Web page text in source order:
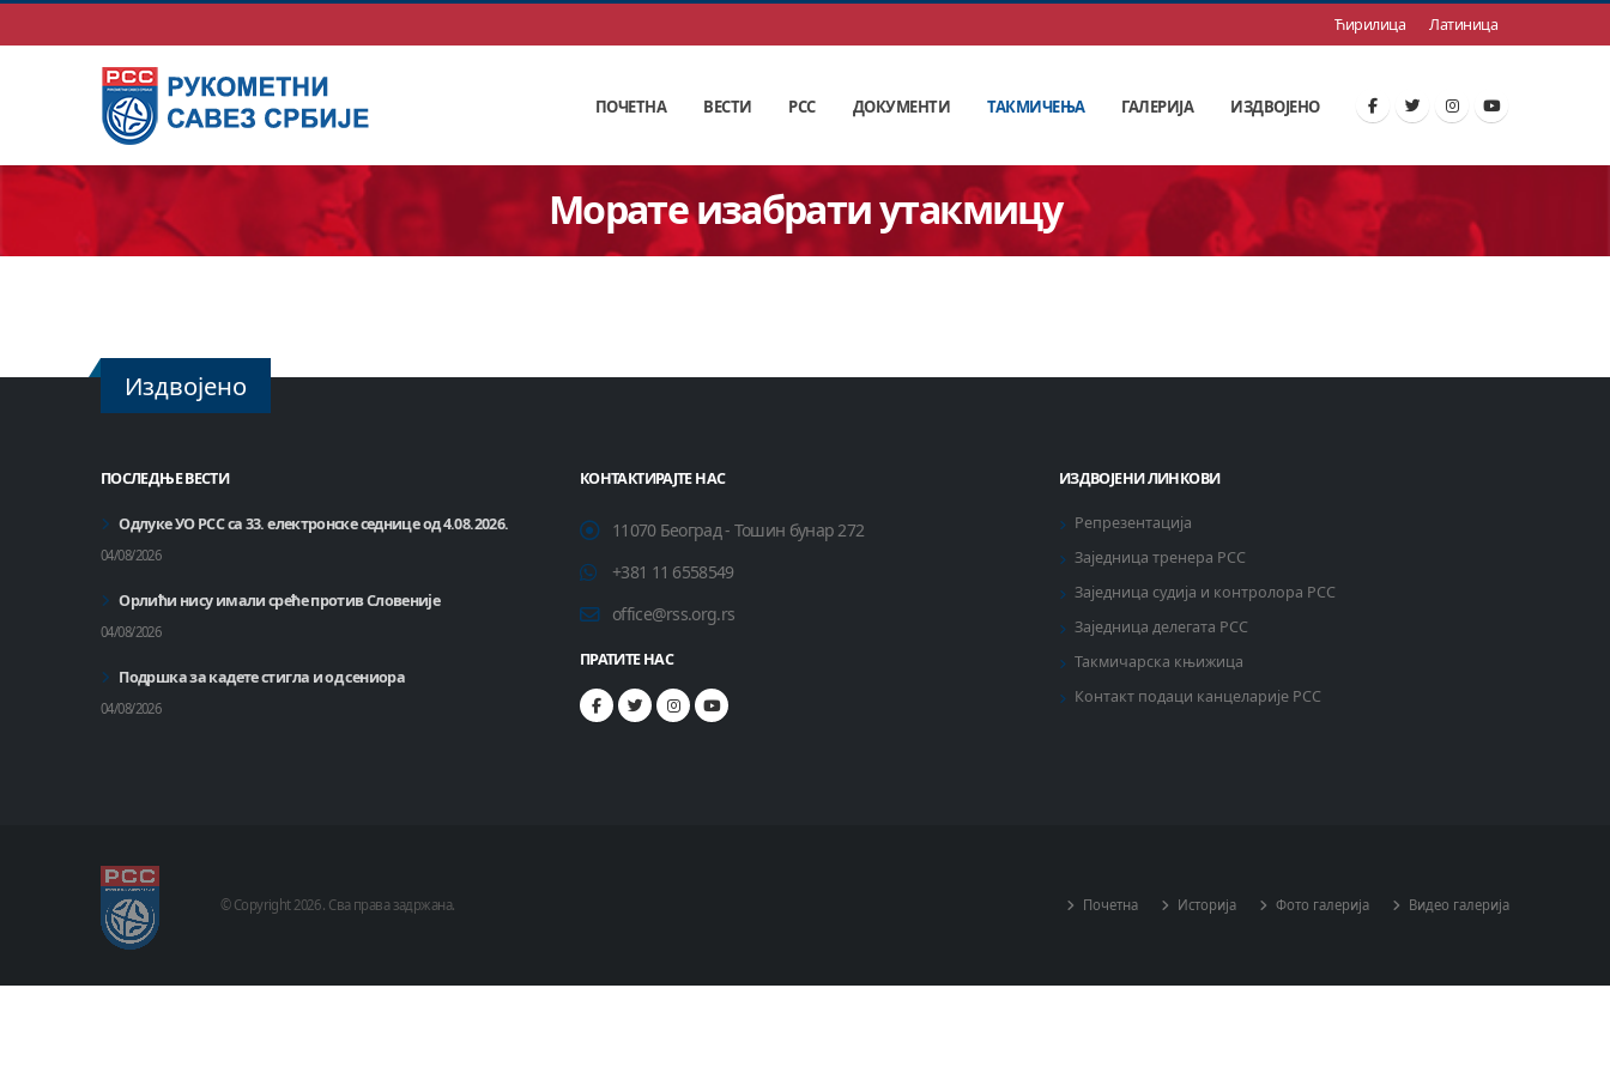
Ћирилица Латиница
ПОЧЕТНА ВЕСТИ РСС ДОКУМЕНТИ ТАКМИЧЕЊА ГАЛЕРИЈА ИЗДВОЈЕНО
Морате изабрати утакмицу
Издвојено
ПОСЛЕДЊЕ ВЕСТИ
Одлуке УО РСС са 33. електронске седнице од 4.08.2026.
04/08/2026
Орлићи нису имали среће против Словеније
04/08/2026
Подршка за кадете стигла и од сениора
04/08/2026
КОНТАКТИРАЈТЕ НАС
11070 Београд - Тошин бунар 272
+381 11 6558549
office@rss.org.rs
ПРАТИТЕ НАС
ИЗДВОЈЕНИ ЛИНКОВИ
Репрезентација
Заједница тренера РСС
Заједница судија и контролора РСС
Заједница делегата РСС
Такмичарска књижица
Контакт подаци канцеларије РСС
© Copyright 2026 . Сва права задржана. Почетна Историја Фото галерија Видео галерија